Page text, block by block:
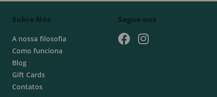
Sobre Nós
A nossa filosofia
Como funciona
Blog
Gift Cards
Contatos
Segue-nos